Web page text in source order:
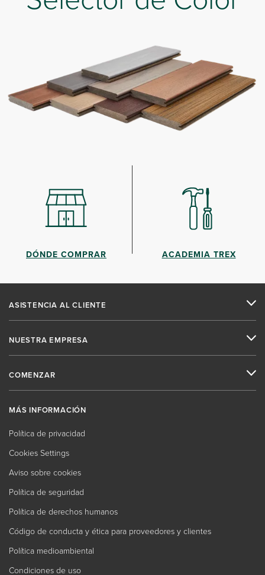
DÓNDE COMPRAR ACADEMIA TREX
ASISTENCIA AL CLIENTE
NUESTRA EMPRESA
COMENZAR
MÁS INFORMACIÓN
Política de privacidad
Cookies Settings
Aviso sobre cookies
Política de seguridad
Política de derechos humanos
Código de conducta y ética para proveedores y clientes
Política medioambiental
Condiciones de uso